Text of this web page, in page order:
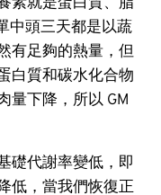
中頭三天都是以蔬
有足夠的熱量，但
白質和碳水化合物
量下降，所以 GM
礎代謝率變低，即
低，當我們恢復正